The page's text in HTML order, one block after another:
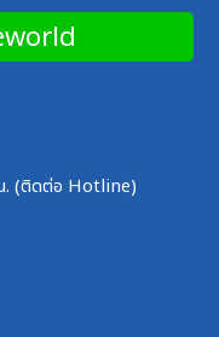
. (ติดต่อ Hotline)